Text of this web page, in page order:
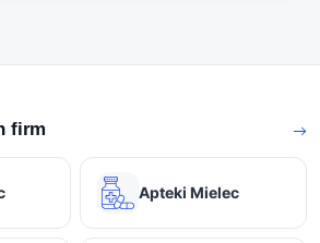
firm
Apteki Mielec